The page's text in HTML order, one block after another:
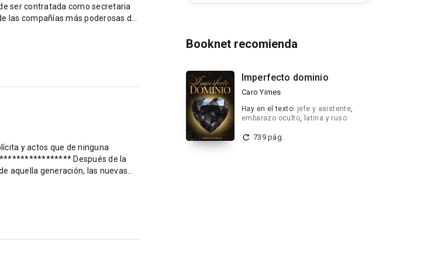
ser contratada como secretaria
las compañías más poderosas de
y actos que de ninguna
Después de la
aquella generación, las nuevas
Booknet recomienda
Imperfecto dominio
Caro Yimes
Hay en el texto: jefe y asistente,
embarazo oculto, latina y ruso
739 pág.